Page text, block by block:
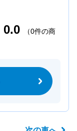
0.0
（0件の商